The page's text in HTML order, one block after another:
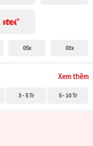
05x 03x
Xem thêm
3 - 5 Tr 5 - 10 Tr